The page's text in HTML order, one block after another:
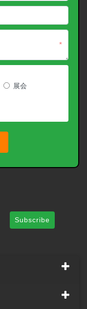
*
展会
Subscribe